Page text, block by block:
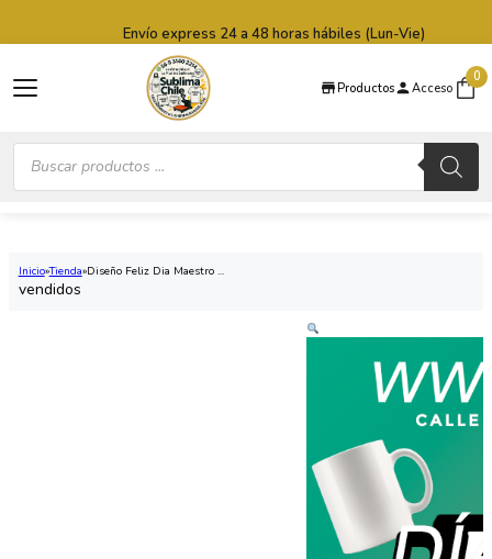
Productos Acceso
0
Búsqueda
productos
Envío express 24 a 48 horas hábiles (Lun-Vie)
Inicio Tienda Diseño Feliz Dia Maestro ...
vendidos